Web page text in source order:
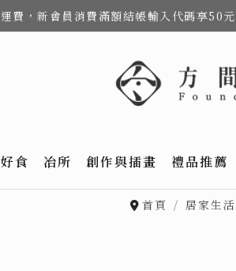
費，新會員消費滿額結帳輸入代碼享50
食 冶所 創作與插畫 禮品推薦
首頁 居家生活